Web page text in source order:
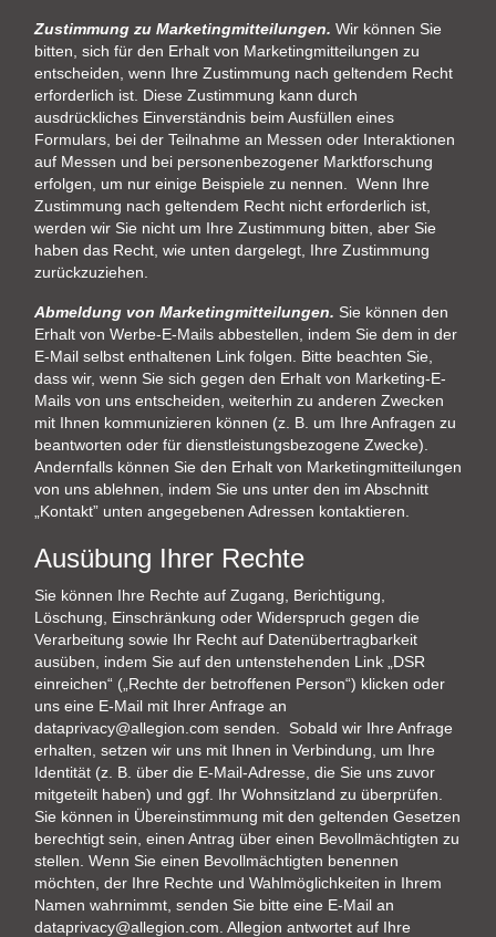
Zustimmung zu Marketingmitteilungen. Wir können Sie
bitten, sich für den Erhalt von Marketingmitteilungen zu
entscheiden, wenn Ihre Zustimmung nach geltendem Recht
erforderlich ist. Diese Zustimmung kann durch
ausdrückliches Einverständnis beim Ausfüllen eines
Formulars, bei der Teilnahme an Messen oder Interaktionen
auf Messen und bei personenbezogener Marktforschung
erfolgen, um nur einige Beispiele zu nennen. Wenn Ihre
Zustimmung nach geltendem Recht nicht erforderlich ist,
werden wir Sie nicht um Ihre Zustimmung bitten, aber Sie
haben das Recht, wie unten dargelegt, Ihre Zustimmung
zurückzuziehen.
Abmeldung von Marketingmitteilungen. Sie können den
Erhalt von Werbe-E-Mails abbestellen, indem Sie dem in der
E-Mail selbst enthaltenen Link folgen. Bitte beachten Sie,
dass wir, wenn Sie sich gegen den Erhalt von Marketing-E-
Mails von uns entscheiden, weiterhin zu anderen Zwecken
mit Ihnen kommunizieren können (z. B. um Ihre Anfragen zu
beantworten oder für dienstleistungsbezogene Zwecke).
Andernfalls können Sie den Erhalt von Marketingmitteilungen
von uns ablehnen, indem Sie uns unter den im Abschnitt
„Kontakt” unten angegebenen Adressen kontaktieren.
Ausübung Ihrer Rechte
Sie können Ihre Rechte auf Zugang, Berichtigung,
Löschung, Einschränkung oder Widerspruch gegen die
Verarbeitung sowie Ihr Recht auf Datenübertragbarkeit
ausüben, indem Sie auf den untenstehenden Link „DSR
einreichen“ („Rechte der betroffenen Person“) klicken oder
uns eine E-Mail mit Ihrer Anfrage an
dataprivacy@allegion.com senden. Sobald wir Ihre Anfrage
erhalten, setzen wir uns mit Ihnen in Verbindung, um Ihre
Identität (z. B. über die E-Mail-Adresse, die Sie uns zuvor
mitgeteilt haben) und ggf. Ihr Wohnsitzland zu überprüfen.
Sie können in Übereinstimmung mit den geltenden Gesetzen
berechtigt sein, einen Antrag über einen Bevollmächtigten zu
stellen. Wenn Sie einen Bevollmächtigten benennen
möchten, der Ihre Rechte und Wahlmöglichkeiten in Ihrem
Namen wahrnimmt, senden Sie bitte eine E-Mail an
dataprivacy@allegion.com . Allegion antwortet auf Ihre